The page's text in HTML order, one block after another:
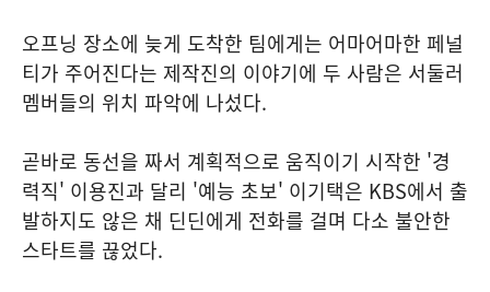
오프닝 장소에 늦게 도착한 팀에게는 어마어마한 페널
티가 주어진다는 제작진의 이야기에 두 사람은 서둘러
멤버들의 위치 파악에 나섰다.
곧바로 동선을 짜서 계획적으로 움직이기 시작한 '경
력직' 이용진과 달리 '예능 초보' 이기택은 KBS에서 출
발하지도 않은 채 딘딘에게 전화를 걸며 다소 불안한
스타트를 끊었다.